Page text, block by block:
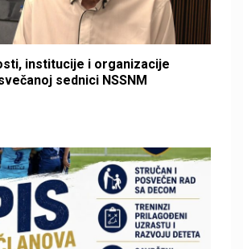
institucije i organizacije
sednici NSSNM